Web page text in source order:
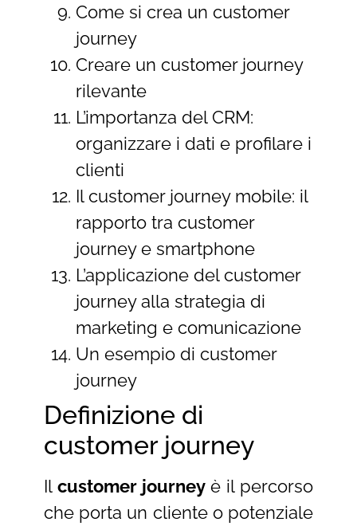
Come si crea un customer
journey
Creare un customer journey
rilevante
L’importanza del CRM:
organizzare i dati e profilare i
clienti
Il customer journey mobile: il
rapporto tra customer
journey e smartphone
L’applicazione del customer
journey alla strategia di
marketing e comunicazione
Un esempio di customer
journey
Definizione di
customer journey
Il customer journeyè il percorso
che porta un cliente o potenziale